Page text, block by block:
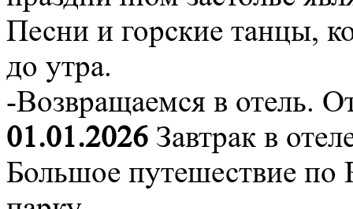
Песни и горские танцы,
до утра.
-Возвращаемся в отель.
01.01.2026 Завтрак в
Большое путешествие по